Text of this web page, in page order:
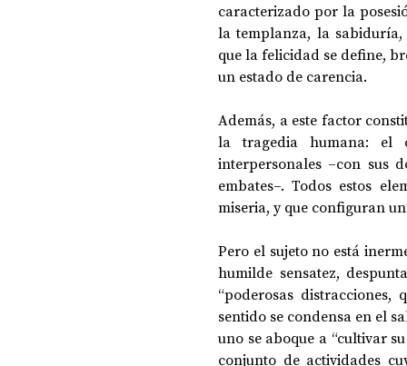
caracterizado por la
la templanza, la sabiduría,
que la felicidad se define,
un estado de carencia.
Además, a este factor
la tragedia humana: el
interpersonales –con sus
embates–. Todos estos
miseria, y que configuran
Pero el sujeto no está
humilde sensatez,
“poderosas
sentido se condensa en el
uno se aboque a “cultivar
conjunto de actividades